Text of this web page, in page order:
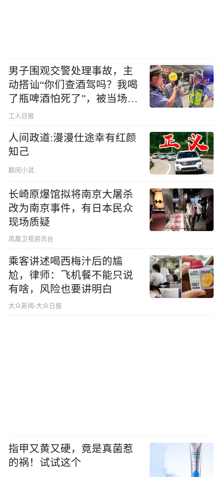
男子围观交警处理事故，主
动搭讪“你们查酒驾吗？我喝
了瓶啤酒怕死了”，被当场查
出醉驾
工人日报
人间政道:漫漫仕途幸有红颜
知己
翻阅小说
长崎原爆馆拟将南京大屠杀
改为南京事件，有日本民众
现场质疑
凤凰卫视资讯台
乘客讲述喝西梅汁后的尴
尬，律师：飞机餐不能只说
有啥，风险也要讲明白
大众新闻-大众日报
指甲又黄又硬，竟是真菌惹
的祸！试试这个